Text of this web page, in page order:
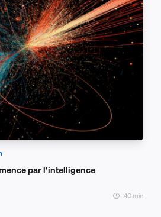
par l’intelligence
40 min